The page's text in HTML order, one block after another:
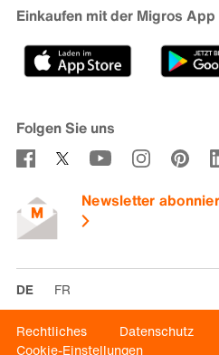
Filialfinder
Migros Bank
Karriere
Sponsoring
Medien
Verhaltenskodex & Meldestelle
Einkaufen mit der Migros App
Folgen Sie uns
Newsletter
Rechtliches Datenschutz
Cookie-Einstellungen
DE FR